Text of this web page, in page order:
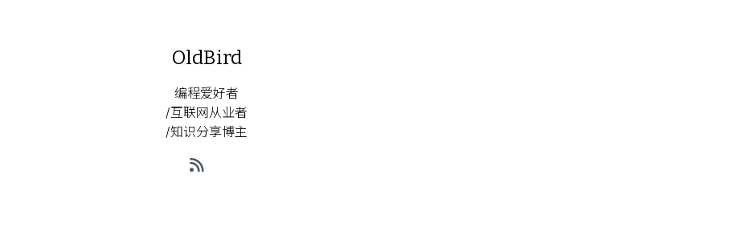
OldBird
编程爱好者
/互联网从业者
/知识分享博主